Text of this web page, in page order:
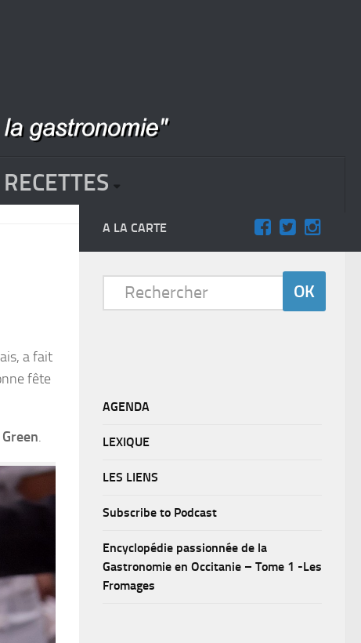
RECETTES
a fait
fête
.
A LA CARTE
AGENDA
LEXIQUE
LES LIENS
Subscribe to Podcast
Encyclopédie passionnée de la
Gastronomie en Occitanie – Tome 1 -Les
Fromages